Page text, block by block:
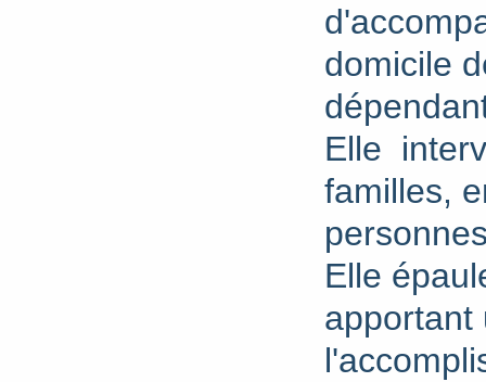
domicile
Elle
familles,
Elle
apportant